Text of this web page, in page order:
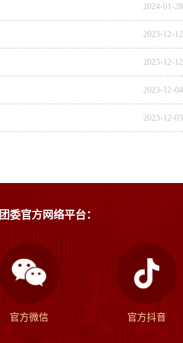
2024-01-28
2023-12-12
2023-12-12
2023-12-04
2023-12-03
团委官方网络平台：
官方微信 官方抖音